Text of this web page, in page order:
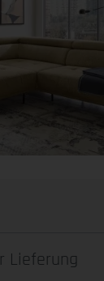
Lieferung